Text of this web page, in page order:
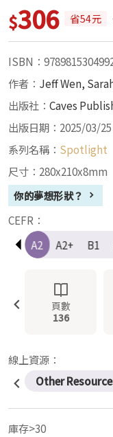
$306 省54元
ISBN：
作者： Jeff Wen,
出版社： Caves
出版日期：2025/03/25
系列名稱： Spotlight
尺寸：280x210x8mm
你的夢想形狀？
CEFR：
A1+
A2 A2+ B1
頁數
136
線上資源：
Other
庫存>30